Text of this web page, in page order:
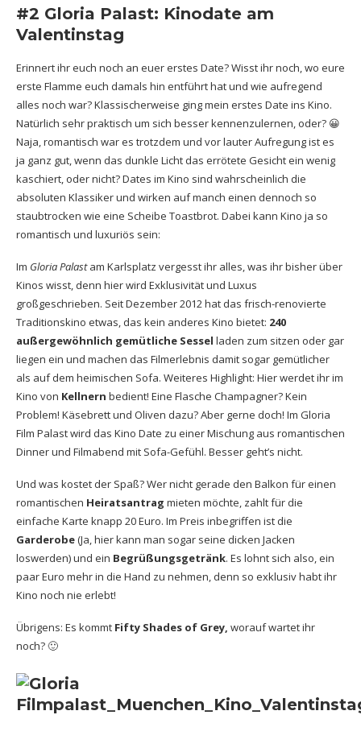
#2 Gloria Palast: Kinodate am
Valentinstag
Erinnert ihr euch noch an euer erstes Date? Wisst ihr noch, wo eure
erste Flamme euch damals hin entführt hat und wie aufregend
alles noch war? Klassischerweise ging mein erstes Date ins Kino.
Natürlich sehr praktisch um sich besser kennenzulernen, oder? 😀
Naja, romantisch war es trotzdem und vor lauter Aufregung ist es
ja ganz gut, wenn das dunkle Licht das errötete Gesicht ein wenig
kaschiert, oder nicht? Dates im Kino sind wahrscheinlich die
absoluten Klassiker und wirken auf manch einen dennoch so
staubtrocken wie eine Scheibe Toastbrot. Dabei kann Kino ja so
romantisch und luxuriös sein:
Im Gloria Palastam Karlsplatz vergesst ihr alles, was ihr bisher über
Kinos wisst, denn hier wird Exklusivität und Luxus
großgeschrieben. Seit Dezember 2012 hat das frisch-renovierte
Traditionskino etwas, das kein anderes Kino bietet: 240
außergewöhnlich gemütliche Sessel laden zum sitzen oder gar
liegen ein und machen das Filmerlebnis damit sogar gemütlicher
als auf dem heimischen Sofa. Weiteres Highlight: Hier werdet ihr im
Kino von Kellnern bedient! Eine Flasche Champagner? Kein
Problem! Käsebrett und Oliven dazu? Aber gerne doch! Im Gloria
Film Palast wird das Kino Date zu einer Mischung aus romantischen
Dinner und Filmabend mit Sofa-Gefühl. Besser geht’s nicht.
Und was kostet der Spaß? Wer nicht gerade den Balkon für einen
romantischen Heiratsantrag mieten möchte, zahlt für die
einfache Karte knapp 20 Euro. Im Preis inbegriffen ist die
Garderobe(Ja, hier kann man sogar seine dicken Jacken
loswerden) und ein Begrüßungsgetränk. Es lohnt sich also, ein
paar Euro mehr in die Hand zu nehmen, denn so exklusiv habt ihr
Kino noch nie erlebt!
Übrigens: Es kommt Fifty Shades of Grey, worauf wartet ihr
noch? 🙂